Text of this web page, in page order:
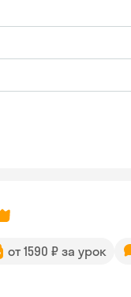
от 1590 ₽ за урок